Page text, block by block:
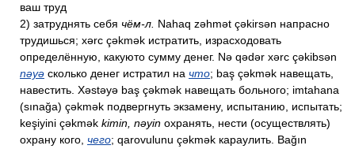
ваш труд
2) затруднять себя чём-л. Nahaq zəhmət çəkirsən напрасно
трудишься; xərc çəkmək истратить, израсходовать
определённую, какуюто сумму денег. Nə qədər xərc çəkibsən
nəyə сколько денег истратил на что; baş çəkmək навещать,
навестить. Xəstəyə baş çəkmək навещать больного; imtahana
(sınağa) çəkmək подвергнуть экзамену, испытанию, испытать;
keşiyini çəkmək kimin, nəyin охранять, нести (осуществлять)
охрану кого, чего; qarovulunu çəkmək караулить. Bağın